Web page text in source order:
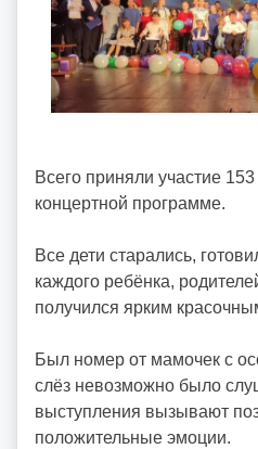
v
o
i
d
y
Всего приняли участие
концертной программе.
Все дети старались,
каждого ребëнка,
получился ярким
Был номер от мамочек с
слëз невозможно было
выступления вызывают
положительные эмоции.